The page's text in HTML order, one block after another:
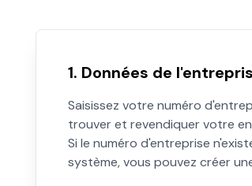
1. Données de
Saisissez votre numéro
trouver et revendiquer votre
Si le numéro d'entreprise
système, vous pouvez créer